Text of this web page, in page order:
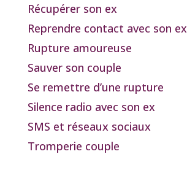
Récupérer son ex
Reprendre contact avec son ex
Rupture amoureuse
Sauver son couple
Se remettre d’une rupture
Silence radio avec son ex
SMS et réseaux sociaux
Tromperie couple